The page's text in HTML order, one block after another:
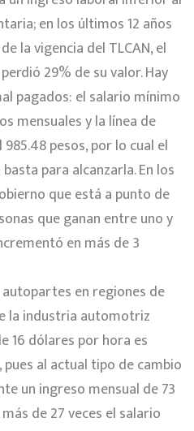
en los últimos 12 años
la vigencia del TLCAN, el
29% de su valor. Hay
pagados: el salario mínimo
mensuales y la línea de
pesos, por lo cual el
para alcanzarla. En los
que está a punto de
que ganan entre uno y
en más de 3
en regiones de
la industria automotriz
16 dólares por hora es
al actual tipo de cambio
un ingreso mensual de 73
de 27 veces el salario